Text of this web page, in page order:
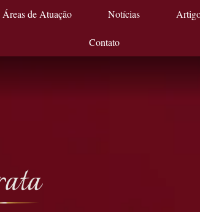
Áreas de Atuação Notícias
Contato